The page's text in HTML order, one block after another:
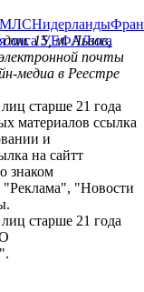
МЛСНидерланды
лига УЕФАЛига
дом. 15, м. Львов,
почты
медиа в Реестре
старше 21 года
материалов ссылка
и
на сайтт
знаком
"Новости
старше 21 года